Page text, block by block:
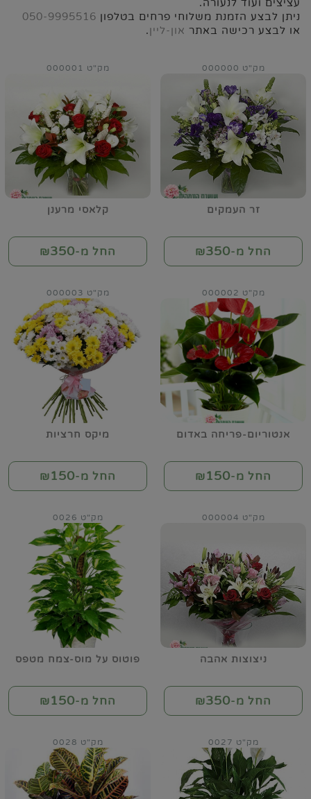
עציצים ועוד לנעורה.
ניתן לבצע הזמנת משלוחי פרחים בטלפון 050-9995516
או לבצע רכישה באתר און-ליין.
זר העמקים
מק"ט 000000
החל מ-₪350
קלאסי מרענן
מק"ט 000001
החל מ-₪350
אנטוריום-פריחה באדום
מק"ט 000002
החל מ-₪150
מיקס חרציות
מק"ט 000003
החל מ-₪150
ניצוצות אהבה
מק"ט 000004
החל מ-₪350
פוטוס על מוס-צמח מטפס
מק"ט 0026
החל מ-₪150
מק"ט 0027 מק"ט 0028